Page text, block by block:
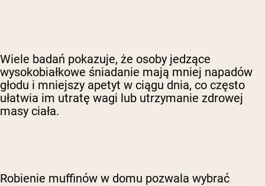
Wiele badań pokazuje, że osoby jedzące
wysokobiałkowe śniadanie mają mniej napadów
głodu i mniejszy apetyt w ciągu dnia, co często
ułatwia im utratę wagi lub utrzymanie zdrowej
masy ciała.
Robienie muffinów w domu pozwala wybrać